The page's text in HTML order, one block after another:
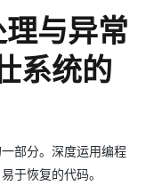
与异常
系统的
部分。深度运用编程
于恢复的代码。